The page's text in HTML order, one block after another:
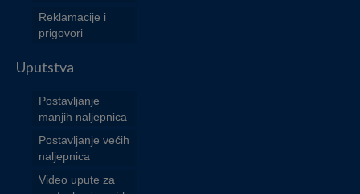
Reklamacije i
prigovori
Uputstva
Postavljanje
manjih naljepnica
Postavljanje većih
naljepnica
Video upute za